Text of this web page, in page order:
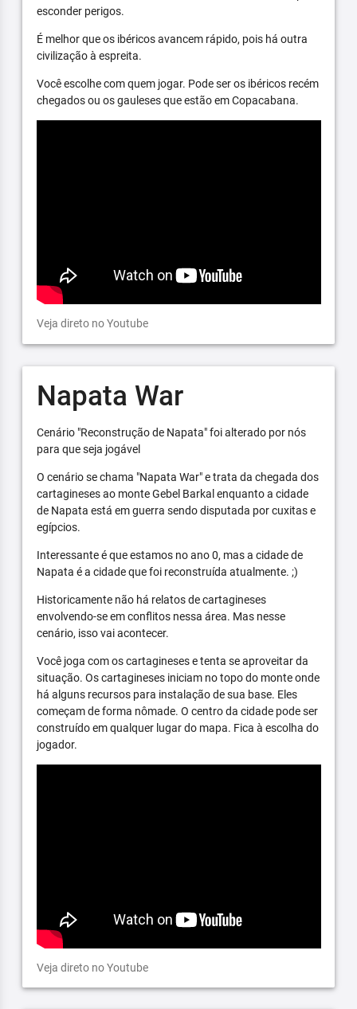
esconder perigos.
É melhor que os ibéricos avancem rápido, pois há outra
civilização à espreita.
Você escolhe com quem jogar. Pode ser os ibéricos recém
chegados ou os gauleses que estão em Copacabana.
Veja direto no Youtube
Napata War
Cenário "Reconstrução de Napata" foi alterado por nós
para que seja jogável
O cenário se chama "Napata War" e trata da chegada dos
cartagineses ao monte Gebel Barkal enquanto a cidade
de Napata está em guerra sendo disputada por cuxitas e
egípcios.
Interessante é que estamos no ano 0, mas a cidade de
Napata é a cidade que foi reconstruída atualmente. ;)
Historicamente não há relatos de cartagineses
envolvendo-se em conflitos nessa área. Mas nesse
cenário, isso vai acontecer.
Você joga com os cartagineses e tenta se aproveitar da
situação. Os cartagineses iniciam no topo do monte onde
há alguns recursos para instalação de sua base. Eles
começam de forma nômade. O centro da cidade pode ser
construído em qualquer lugar do mapa. Fica à escolha do
jogador.
Veja direto no Youtube